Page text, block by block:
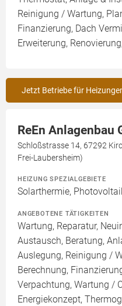
Reinigung / Wartung,
Finanzierung, Dach
Erweiterung,
Jetzt Betriebe für
ReEn Anlagenbau
Schloßstrasse 14, 67292
Frei-Laubersheim)
HEIZUNG SPEZIALGEBIETE
Solarthermie,
ANGEBOTENE TÄTIGKEITEN
Wartung, Reparatur,
Austausch, Beratung,
Auslegung, Reinigung /
Berechnung,
Verpachtung, Wartung /
Energiekonzept,